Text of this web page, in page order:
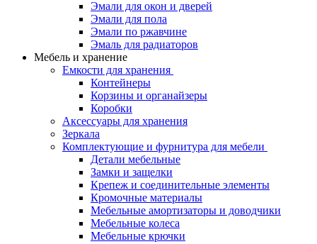
Эмали для окон и дверей
Эмали для пола
Эмали по ржавчине
Эмаль для радиаторов
Мебель и хранение
Емкости для хранения
Контейнеры
Корзины и органайзеры
Коробки
Аксессуары для хранения
Зеркала
Комплектующие и фурнитура для мебели
Детали мебельные
Замки и защелки
Крепеж и соединительные элементы
Кромочные материалы
Мебельные амортизаторы и доводчики
Мебельные колеса
Мебельные крючки